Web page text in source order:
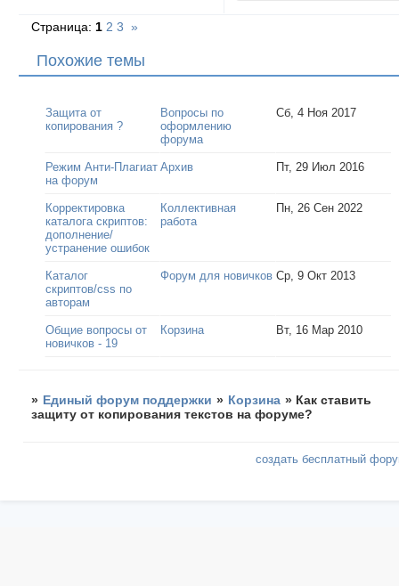
Страница: 1 2 3 »
Похожие темы
Защита от
копирования ?
Вопросы по
оформлению
форума
Сб, 4 Ноя 2017
Режим Анти-Плагиат
на форум
Архив Пт, 29 Июл 2016
Корректировка
каталога скриптов:
дополнение/
устранение ошибок
Коллективная
работа
Пн, 26 Сен 2022
Каталог
скриптов/css по
авторам
Форум для новичков Ср, 9 Окт 2013
Общие вопросы от
новичков - 19
Корзина Вт, 16 Мар 2010
» Единый форум поддержки » Корзина » Как ставить
защиту от копирования текстов на форуме?
создать бесплатный